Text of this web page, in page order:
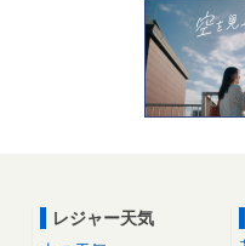
レジャー天気